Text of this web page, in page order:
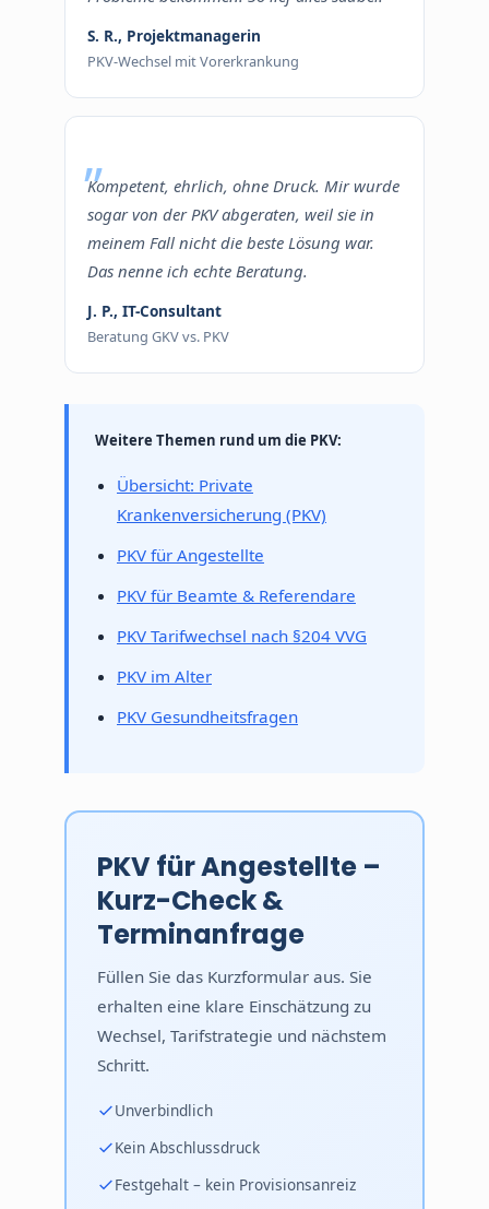
S. R., Projektmanagerin
PKV-Wechsel mit Vorerkrankung
Kompetent, ehrlich, ohne Druck. Mir wurde
sogar von der PKV abgeraten, weil sie in
meinem Fall nicht die beste Lösung war.
Das nenne ich echte Beratung.
J. P., IT-Consultant
Beratung GKV vs. PKV
Weitere Themen rund um die PKV:
Übersicht: Private
Krankenversicherung (PKV)
PKV für Angestellte
PKV für Beamte & Referendare
PKV Tarifwechsel nach §204 VVG
PKV im Alter
PKV Gesundheitsfragen
PKV für Angestellte –
Kurz-Check &
Terminanfrage
Füllen Sie das Kurzformular aus. Sie
erhalten eine klare Einschätzung zu
Wechsel, Tarifstrategie und nächstem
Schritt.
Unverbindlich
Kein Abschlussdruck
Festgehalt – kein Provisionsanreiz